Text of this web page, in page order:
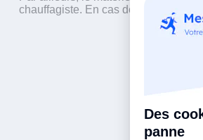
chauffagiste. En cas de panne,